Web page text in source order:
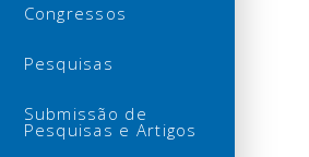
Congressos
Pesquisas
Submissão de
Pesquisas e Artigos